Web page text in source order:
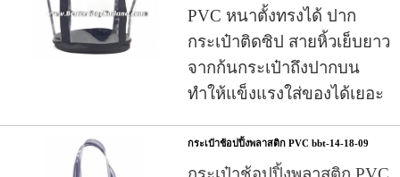
PVC หนาตั้งทรงได้ ปาก
กระเป๋าติดซิป สายหิ้วเย็บยาว
จากก้นกระเป๋าถึงปากบน
ทำให้แข็งแรงใส่ของได้เยอะ
กระเป๋าช้อปปิ้งพลาสติก PVC bbt-14-18-09